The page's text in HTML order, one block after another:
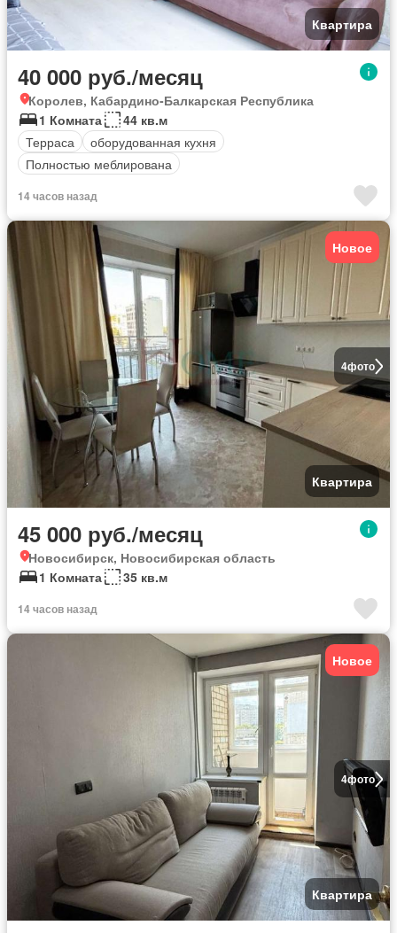
Квартира
40 000 руб./месяц
Королев, Кабардино-Балкарская Республика
1 Комната
44 кв.м
Терраса
оборудованная кухня
Полностью меблирована
14 часов назад
4фото
Новое
Квартира
45 000 руб./месяц
Новосибирск, Новосибирская область
1 Комната
35 кв.м
14 часов назад
4фото
Новое
Квартира